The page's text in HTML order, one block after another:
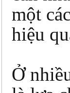
một
hiệu
Ở